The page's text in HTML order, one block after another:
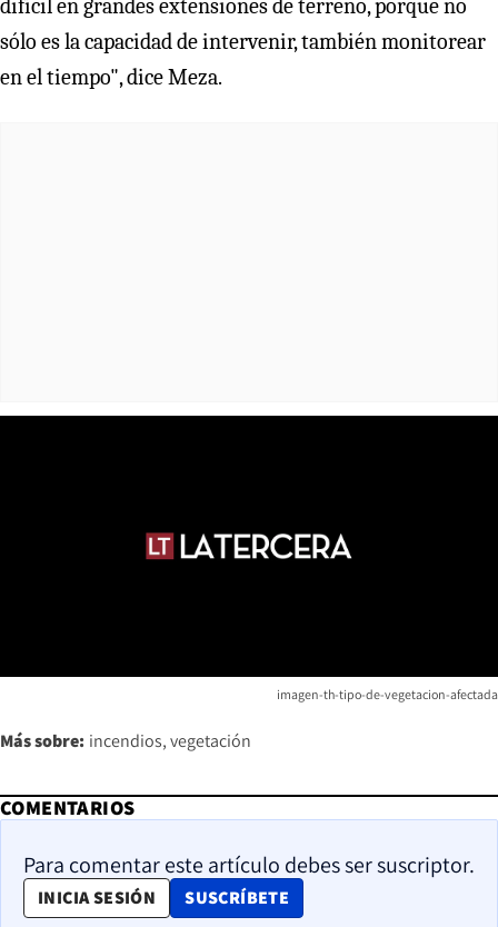
difícil en grandes extensiones de terreno, porque no
sólo es la capacidad de intervenir, también monitorear
en el tiempo", dice Meza.
imagen-th-tipo-de-vegetacion-afectada
Más sobre: incendios vegetación
COMENTARIOS
Para comentar este artículo debes ser suscriptor.
INICIA SESIÓN SUSCRÍBETE
OPENS IN NEW WINDOW